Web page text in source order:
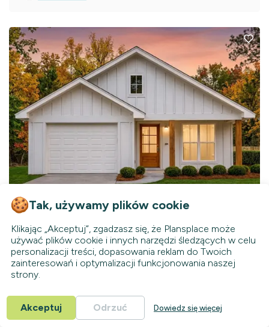
35591R KC Dostępny
120 m²
9.02 Szerokość
20.57 Głębokość
Parterowy
3
Samochody
Tak, używamy plików cookie
Klikając „Akceptuj”, zgadzasz się, że Plansplace może
używać plików cookie i innych narzędzi śledzących w celu
personalizacji treści, dopasowania reklam do Twoich
zainteresowań i optymalizacji funkcjonowania naszej
strony.
Akceptuj Odrzuć Dowiedz się więcej